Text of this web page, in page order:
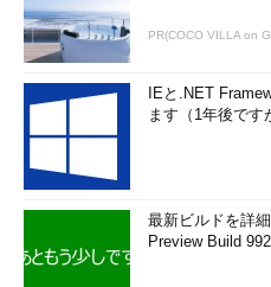
PR(COCO VILLA on
IEと.NET
ます（1年後で
最新ビルドを詳
Preview Build